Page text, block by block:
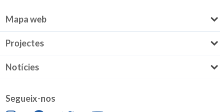
Mapa web
Projectes
Notícies
Segueix-nos